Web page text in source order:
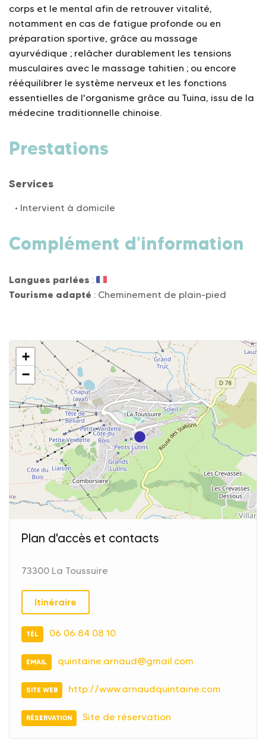
corps et le mental afin de retrouver vitalité,
notamment en cas de fatigue profonde ou en
préparation sportive, grâce au massage
ayurvédique ; relâcher durablement les tensions
musculaires avec le massage tahitien ; ou encore
rééquilibrer le système nerveux et les fonctions
essentielles de l'organisme grâce au Tuina, issu de la
médecine traditionnelle chinoise.
Prestations
Services
Intervient à domicile
Complément d'information
Langues parlées :
Tourisme adapté : Cheminement de plain-pied
+
−
Plan d'accès et contacts
73300 La Toussuire
Itinéraire
TÉL 06 06 84 08 10
EMAIL quintaine.arnaud@gmail.com
SITE WEB http://www.arnaudquintaine.com
RÉSERVATION Site de réservation